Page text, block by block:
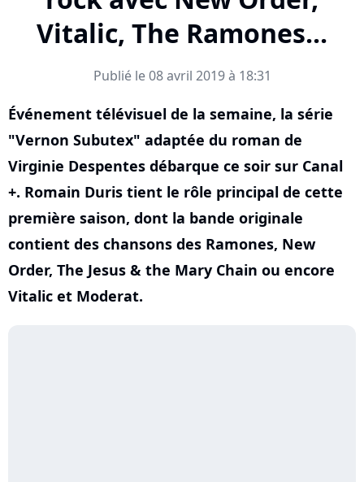
Vitalic, The Ramones...
Publié le 08 avril 2019 à 18:31
Événement télévisuel de la semaine, la série
"Vernon Subutex" adaptée du roman de
Virginie Despentes débarque ce soir sur Canal
+. Romain Duris tient le rôle principal de cette
première saison, dont la bande originale
contient des chansons des Ramones, New
Order, The Jesus & the Mary Chain ou encore
Vitalic et Moderat.